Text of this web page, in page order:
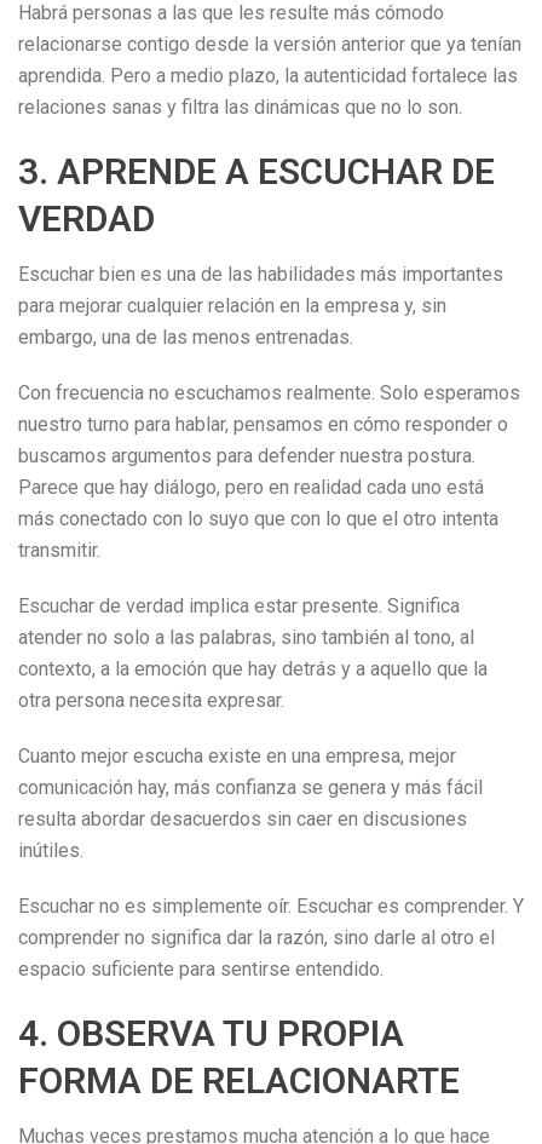
Habrá personas a las que les resulte más cómodo
relacionarse contigo desde la versión anterior que ya tenían
aprendida. Pero a medio plazo, la autenticidad fortalece las
relaciones sanas y filtra las dinámicas que no lo son.
3. APRENDE A ESCUCHAR DE
VERDAD
Escuchar bien es una de las habilidades más importantes
para mejorar cualquier relación en la empresa y, sin
embargo, una de las menos entrenadas.
Con frecuencia no escuchamos realmente. Solo esperamos
nuestro turno para hablar, pensamos en cómo responder o
buscamos argumentos para defender nuestra postura.
Parece que hay diálogo, pero en realidad cada uno está
más conectado con lo suyo que con lo que el otro intenta
transmitir.
Escuchar de verdad implica estar presente. Significa
atender no solo a las palabras, sino también al tono, al
contexto, a la emoción que hay detrás y a aquello que la
otra persona necesita expresar.
Cuanto mejor escucha existe en una empresa, mejor
comunicación hay, más confianza se genera y más fácil
resulta abordar desacuerdos sin caer en discusiones
inútiles.
Escuchar no es simplemente oír. Escuchar es comprender. Y
comprender no significa dar la razón, sino darle al otro el
espacio suficiente para sentirse entendido.
4. OBSERVA TU PROPIA
FORMA DE RELACIONARTE
Muchas veces prestamos mucha atención a lo que hace